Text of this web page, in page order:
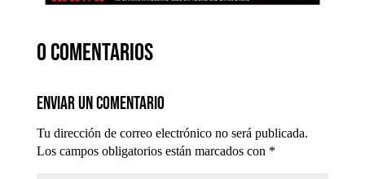
0 comentarios
Enviar un comentario
Tu dirección de correo electrónico no será publicada.
Los campos obligatorios están marcados con *